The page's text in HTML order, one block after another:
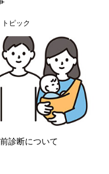
トピック
診断について